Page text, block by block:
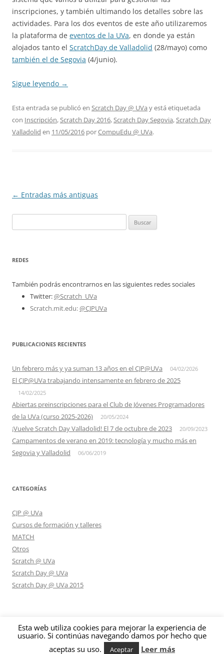
inscripciones, y también ultimando los detalles sobre las
actividades. Para los dos eventos de este año utilizaremos
la plataforma de eventos de la UVa, en donde ya están
alojados tanto el ScratchDay de Valladolid (28/mayo) como
también el de Segovia (4/junio).
Sigue leyendo →
Esta entrada se publicó en Scratch Day @ UVa y está etiquetada
con Inscripción,Scratch Day 2016,Scratch Day Segovia,Scratch Day
Valladolid en 11/05/2016 porCompuEdu @ UVa.
Navegación
← Entradas más antiguas
REDES
También podrás encontrarnos en las siguientes redes sociales
Twitter:@Scratch_UVa
Scratch.mit.edu:@CJPUVa
PUBLICACIONES RECIENTES
Un febrero más y ya suman 13 años en el CJP@UVa 04/02/2026
El CJP@UVa trabajando intensamente en febrero de 2025
14/02/2025
Abiertas preinscripciones para el Club de Jóvenes Programadores
de la UVa (curso 2025-2026)
20/05/2024
¡Vuelve Scratch Day Valladolid! El 7 de octubre de 2023 20/09/2023
Campamentos de verano en 2019: tecnología y mucho más en
Segovia y Valladolid
06/06/2019
CATEGORÍAS
CJP @ UVa
Cursos de formación y talleres
MATCH
Otros
Scratch @ UVa
Scratch Day @ UVa
Scratch Day @ UVa 2015
Funciona gracias a WordPress
Esta web utiliza cookies para mejorar la experiencia de
usuario. Si continúas navegando damos por hecho que
aceptas su uso.
Aceptar Leer más